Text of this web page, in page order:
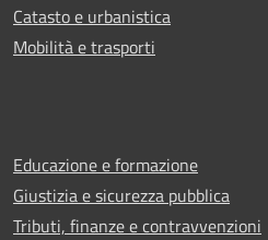
Catasto e urbanistica
Mobilità e trasporti
Educazione e formazione
Giustizia e sicurezza pubblica
Tributi, finanze e contravvenzioni